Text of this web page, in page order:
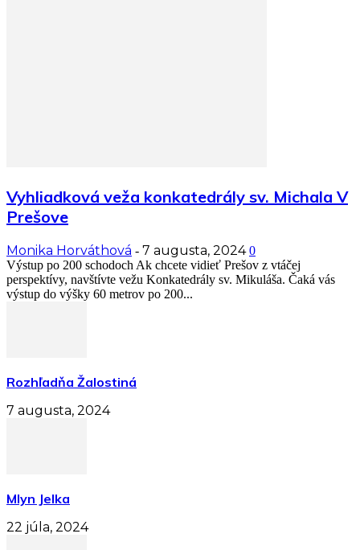
Vyhliadková veža konkatedrály sv. Michala V
Prešove
Monika Horváthová - 7 augusta, 2024 0
Výstup po 200 schodoch Ak chcete vidieť Prešov z vtáčej
perspektívy, navštívte vežu Konkatedrály sv. Mikuláša. Čaká vás
výstup do výšky 60 metrov po 200...
Rozhľadňa Žalostiná
7 augusta, 2024
Mlyn Jelka
22 júla, 2024